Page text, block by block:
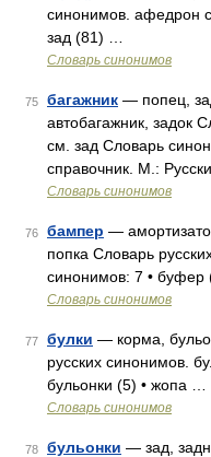
синонимов. афедрон
зад (81) …
Словарь синонимов
75 багажник — попец,
автобагажник, задок
см. зад Словарь
справочник. М.:
Словарь синонимов
76 бампер —
попка Словарь
синонимов: 7 • буфер
Словарь синонимов
77 булки — корма,
русских синонимов.
бульонки (5) • жопа …
Словарь синонимов
78 бульонки — зад,